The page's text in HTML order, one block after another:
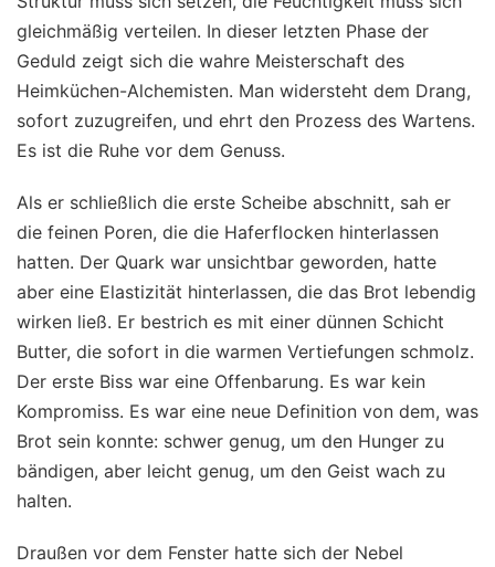
gleichmäßig verteilen. In dieser letzten Phase der
Geduld zeigt sich die wahre Meisterschaft des
Heimküchen-Alchemisten. Man widersteht dem Drang,
sofort zuzugreifen, und ehrt den Prozess des Wartens.
Es ist die Ruhe vor dem Genuss.
Als er schließlich die erste Scheibe abschnitt, sah er
die feinen Poren, die die Haferflocken hinterlassen
hatten. Der Quark war unsichtbar geworden, hatte
aber eine Elastizität hinterlassen, die das Brot lebendig
wirken ließ. Er bestrich es mit einer dünnen Schicht
Butter, die sofort in die warmen Vertiefungen schmolz.
Der erste Biss war eine Offenbarung. Es war kein
Kompromiss. Es war eine neue Definition von dem, was
Brot sein konnte: schwer genug, um den Hunger zu
bändigen, aber leicht genug, um den Geist wach zu
halten.
Draußen vor dem Fenster hatte sich der Nebel